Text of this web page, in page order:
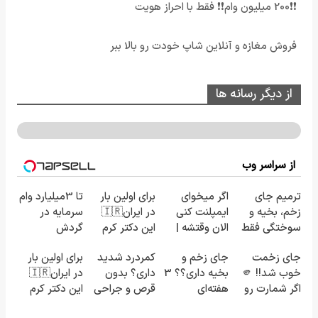
❗❗200 میلیون وام❗❗ فقط با احراز هویت
فروش مغازه و آنلاین شاپ خودت رو بالا ببر
از دیگر رسانه ها
از سراسر وب
ترمیم جای
زخم، بخیه و
سوختگی فقط
اگر میخوای
ایمپلنت کنی
الان وقتشه |
میلیون
تومان!!!
برای اولین بار
در ایران🇮🇷
این دکتر کرم
23 روزه
ساخت!
تا 3میلیارد وام
سرمایه در
گردش
فروشگاهت رو
ثبت کن
جای زخمت
خوب شد!! 🫵
اگر شمارت رو
جای زخم و
بخیه داری؟؟ 3
هفته‌ای
کمردرد شدید
داری؟ بدون
قرص و جراحی
برای اولین بار
در ایران🇮🇷
این دکتر کرم